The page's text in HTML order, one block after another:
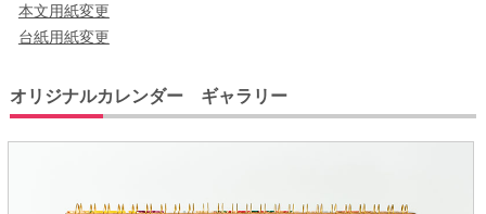
本文用紙変更
台紙用紙変更
オリジナルカレンダー ギャラリー